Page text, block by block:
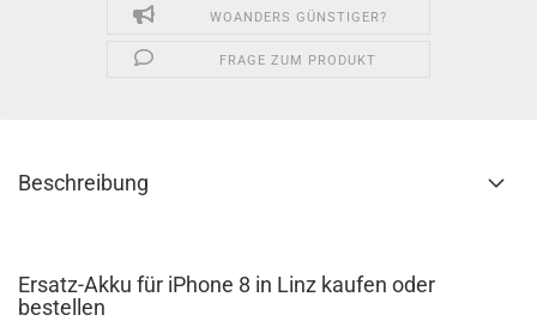
WOANDERS GÜNSTIGER?
FRAGE ZUM PRODUKT
Beschreibung
Ersatz-Akku für iPhone 8 in Linz kaufen oder
bestellen